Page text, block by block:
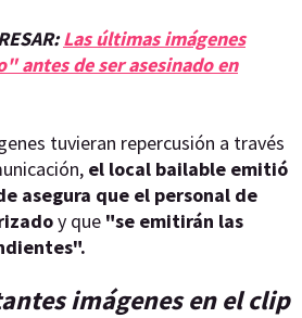
Las últimas imágenes
antes de ser asesinado en
tuvieran repercusión a través
el local bailable emitió
asegura que el personal de
y que "se emitirán las
imágenes en el clip